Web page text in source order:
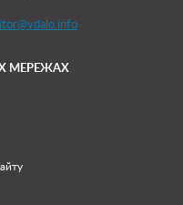
МЕРЕЖАХ